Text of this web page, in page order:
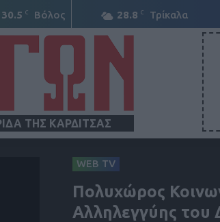
30.5 C Βόλος 28.8 C Τρίκαλα
ΤΗΣ ΚΑΡΔΙΤΣΑΣ
WEB TV
Πολυχώρος
Αλληλεγγύης του